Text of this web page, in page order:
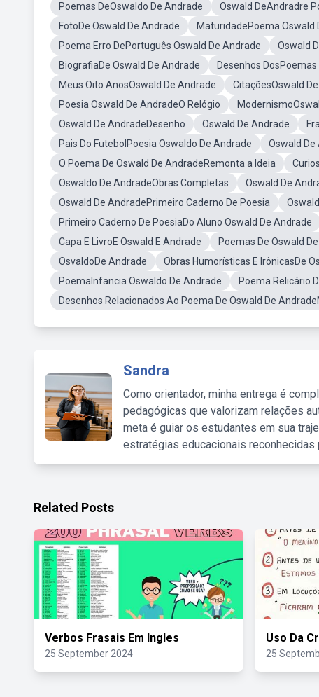
Poemas DeOswaldo De Andrade
Oswald DeAndradre
FotoDe Oswald De Andrade
MaturidadePoema Oswald
Poema Erro DePortuguês Oswald De Andrade
Oswald
BiografiaDe Oswald De Andrade
Desenhos
Meus Oito AnosOswald De Andrade
CitaçõesOswald
Poesia Oswald De AndradeO Relógio
Oswald De AndradeDesenho
Oswald De Andrade
Pais Do FutebolPoesia Oswaldo De Andrade
Oswald
O Poema De Oswald De AndradeRemonta a Ideia
Oswaldo De AndradeObras Completas
Oswald De
Oswald De AndradePrimeiro Caderno De Poesia
Primeiro Caderno De PoesiaDo Aluno Oswald De Andrade
Capa E LivroE Oswald E Andrade
Poemas De Oswald
OsvaldoDe Andrade
Obras Humorísticas E IrônicasDe
PoemaInfancia Oswaldo De Andrade
Poema Relicário
Desenhos Relacionados Ao Poema De Oswald De
Sandra
Como orientador, minha entrega é
pedagógicas que valorizam relações
meta é guiar os estudantes em sua
estratégias educacionais
Related Posts
Verbos Frasais Em Ingles
25 September 2024
Uso Da
25